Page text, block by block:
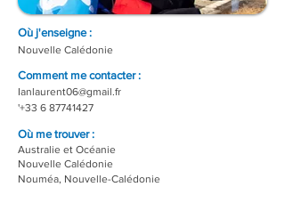
Où j'enseigne :
Nouvelle Calédonie
Comment me contacter :
Ianlaurent06@gmail.fr
'+33 6 87741427
Où me trouver :
Australie et Océanie
Nouvelle Calédonie
Nouméa, Nouvelle-Calédonie